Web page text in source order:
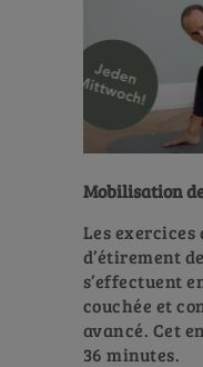
Mobilisation
Les
d’étirement
s’effectuent
couchée et
avancé. Cet
36 minutes.